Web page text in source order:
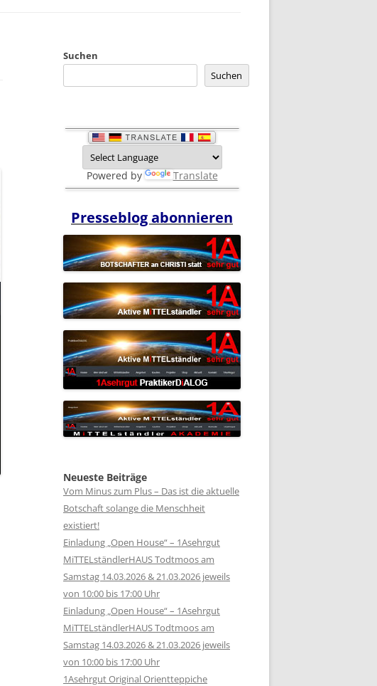
Suchen
Suchen
Powered by Translate
Presseblog abonnieren
Neueste Beiträge
Vom Minus zum Plus – Das ist die aktuelle
Botschaft solange die Menschheit
existiert!
Einladung „Open House“ – 1Asehrgut
MiTTELständlerHAUS Todtmoos am
Samstag 14.03.2026 & 21.03.2026 jeweils
von 10:00 bis 17:00 Uhr
Einladung „Open House“ – 1Asehrgut
MiTTELständlerHAUS Todtmoos am
Samstag 14.03.2026 & 21.03.2026 jeweils
von 10:00 bis 17:00 Uhr
1Asehrgut Original Orientteppiche